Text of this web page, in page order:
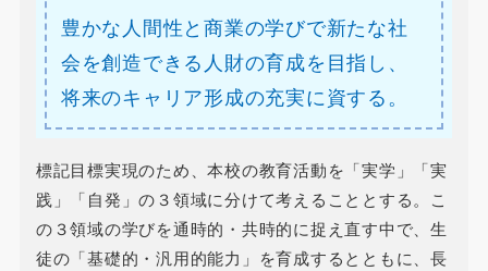
豊かな人間性と商業の学びで新たな社
会を創造できる人財の育成を目指し、
将来のキャリア形成の充実に資する。
標記目標実現のため、本校の教育活動を「実学」「実
践」「自発」の３領域に分けて考えることとする。こ
の３領域の学びを通時的・共時的に捉え直す中で、生
徒の「基礎的・汎用的能力」を育成するとともに、長